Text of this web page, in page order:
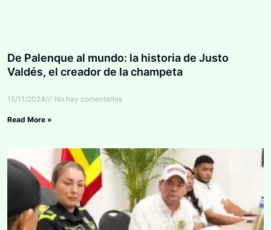
De Palenque al mundo: la historia de Justo
Valdés, el creador de la champeta
15/11/2024 No hay comentarios
Read More »